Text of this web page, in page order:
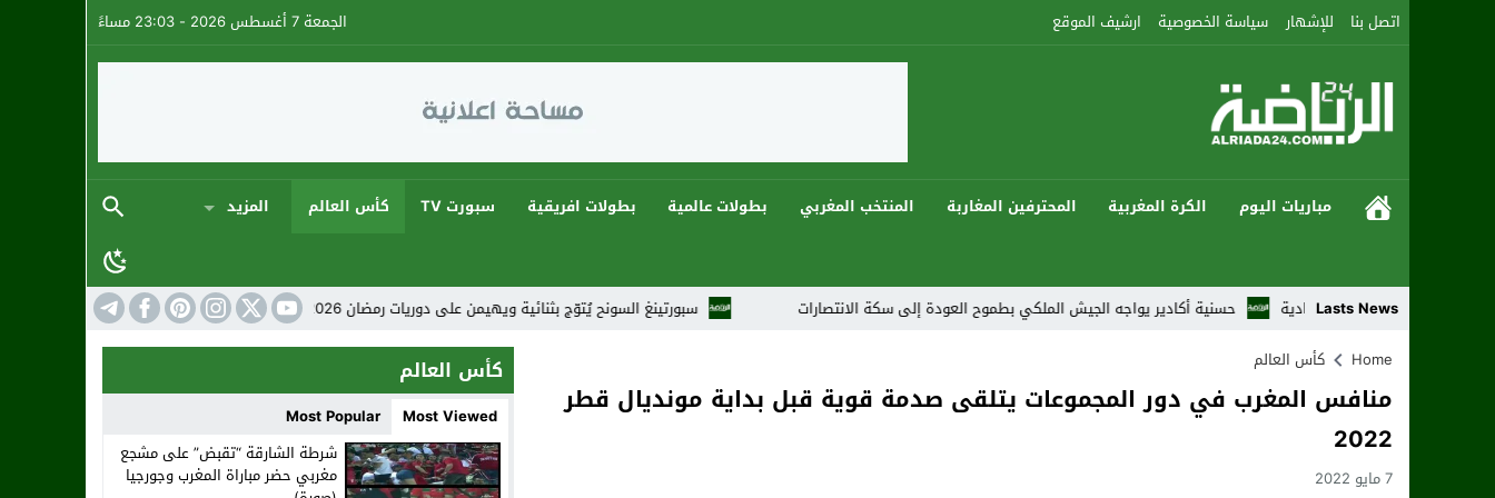
اتصل بنا للإشهار سياسة الخصوصية ارشيف الموقع الجمعة 7 أغسطس 2026 - 23:03 مساءً
مباريات اليوم الكرة المغربية المحترفين المغاربة المنتخب المغربي بطولات عالمية بطولات افريقية سبورت TV كأس العالم المزيد
Lasts News سبورتينغ السونح يُتوّج بثنائية ويهيمن على دوريات رمضان 2026 في أجواء كروية استثنائية المنتخب المغربي: ارتقاء الإعدادية
حسنية أكادير يواجه الجيش الملكي بطموح العودة إلى سكة الانتصارات
Home
كأس العالم
منافس المغرب في دور المجموعات يتلقى صدمة قوية قبل بداية مونديال قطر
2022
7 مايو 2022
كأس العالم
Most Viewed
Most Popular
شرطة الشارقة “تقبض” على مشجع
مغربي حضر مباراة المغرب وجورجيا